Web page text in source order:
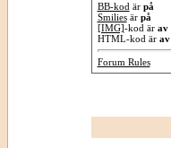
BB-kod är på
Smiliesär på
[IMG]-kod är av
HTML-kod är av
Forum Rules